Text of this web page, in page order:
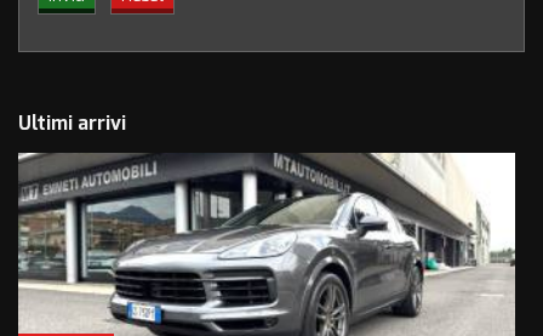
Ultimi arrivi